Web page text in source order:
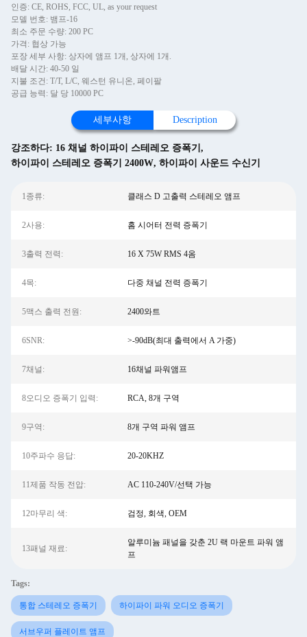
인증: CE, ROHS, FCC, UL, as your request
모델 번호: 뱀프-16
최소 주문 수량: 200 PC
가격: 협상 가능
포장 세부 사항: 상자에 앰프 1개, 상자에 1개.
배달 시간: 40-50 일
지불 조건: T/T, L/C, 웨스턴 유니온, 페이팔
공급 능력: 달 당 10000 PC
세부사항 Description
강조하다: 16 채널 하이파이 스테레오 증폭기 ,
하이파이 스테레오 증폭기 2400W, 하이파이 사운드 수신기
1종류: 클래스 D 고출력 스테레오 앰프
2사용: 홈 시어터 전력 증폭기
3출력 전력: 16 X 75W RMS 4옴
4목: 다중 채널 전력 증폭기
5맥스 출력 전원: 2400와트
6SNR: >-90dB(최대 출력에서 ​​A 가중)
7채널: 16채널 파워앰프
8오디오 증폭기 입력: RCA, 8개 구역
9구역: 8개 구역 파워 앰프
10주파수 응답: 20-20KHZ
11제품 작동 전압: AC 110-240V/선택 가능
12마무리 색: 검정, 회색, OEM
13패널 재료:
알루미늄 패널을 갖춘 2U 랙 마운트 파워 앰
프
Tags:
통합 스테레오 증폭기 하이파이 파워 오디오 증폭기
서브우퍼 플레이트 앰프